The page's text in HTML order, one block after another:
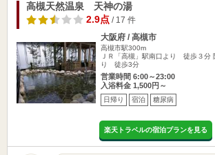
高槻天然温泉 天神の湯
2.9点 / 17 件
大阪府 / 高槻市
高槻市駅300m
ＪＲ「高槻」駅南口より 徒歩３分
り 徒歩3分
営業時間 6:00～23:00
入浴料金 1,500円～
日帰り 宿泊 糖尿病
楽天トラベルの宿泊プランを見る